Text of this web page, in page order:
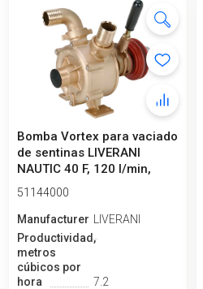
Bomba Vortex para vaciado
de sentinas LIVERANI
NAUTIC 40 F, 120 l/min,
bronce...
51144000
ManufactureroLIVERANI
Productividad,
metros
cúbicos por
hora
7.2